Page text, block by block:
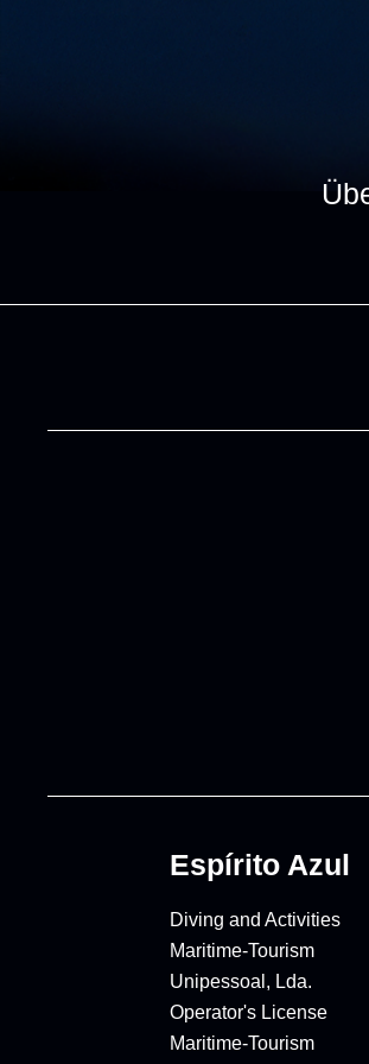
Espírito Azul
Diving and Activities
Maritime-Tourism
Unipessoal, Lda.
Operator's License
Maritime-Tourism